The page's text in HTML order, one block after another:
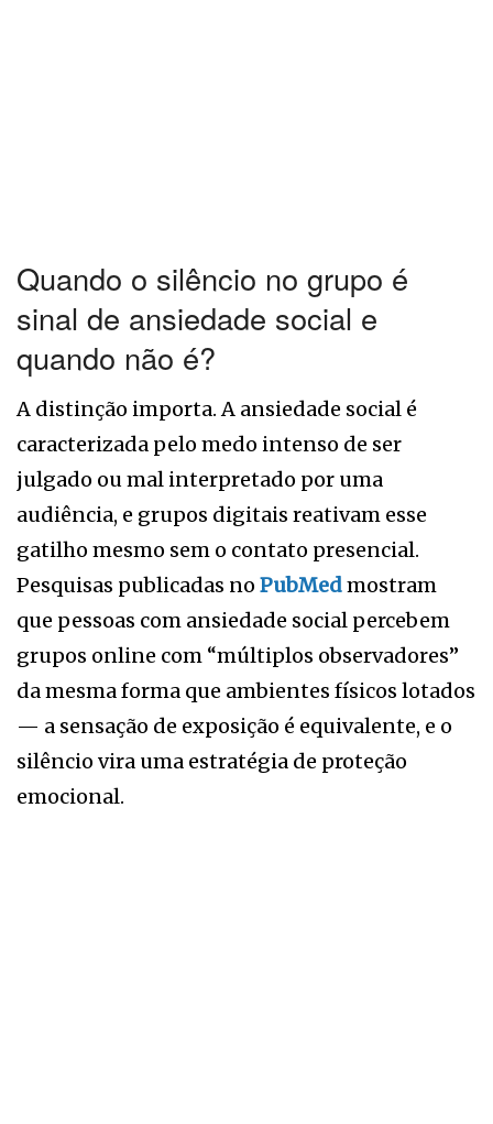
Quando o silêncio no grupo é
sinal de ansiedade social e
quando não é?
A distinção importa. A ansiedade social é
caracterizada pelo medo intenso de ser
julgado ou mal interpretado por uma
audiência, e grupos digitais reativam esse
gatilho mesmo sem o contato presencial.
Pesquisas publicadas no PubMedmostram
que pessoas com ansiedade social percebem
grupos online com “múltiplos observadores”
da mesma forma que ambientes físicos lotados
— a sensação de exposição é equivalente, e o
silêncio vira uma estratégia de proteção
emocional.